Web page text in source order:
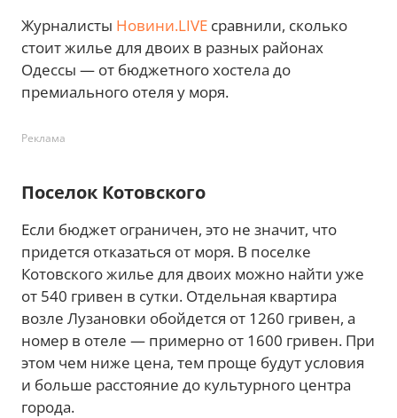
Журналисты Новини.LIVE сравнили, сколько
стоит жилье для двоих в разных районах
Одессы — от бюджетного хостела до
премиального отеля у моря.
Реклама
Поселок Котовского
Если бюджет ограничен, это не значит, что
придется отказаться от моря. В поселке
Котовского жилье для двоих можно найти уже
от 540 гривен в сутки. Отдельная квартира
возле Лузановки обойдется от 1260 гривен, а
номер в отеле — примерно от 1600 гривен. При
этом чем ниже цена, тем проще будут условия
и больше расстояние до культурного центра
города.